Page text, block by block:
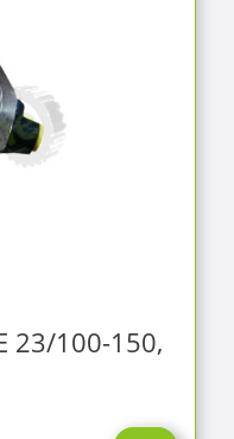
23/100-150,